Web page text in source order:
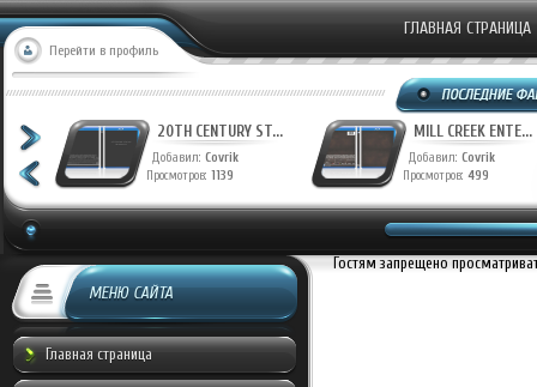
Перейти в профиль
ГЛАВНАЯ СТРАНИЦА
20TH CENTURY ST...
Добавил: Covrik
Просмотров: 1139
MILL CREEK ENTE...
Добавил: Covrik
Просмотров: 499
МЕНЮ САЙТА
Главная страница
Гостям запрещено